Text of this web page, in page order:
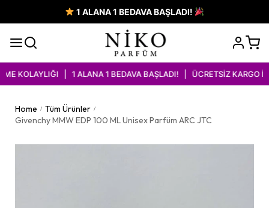
1 ALANA 1 BEDAVA BAŞLADI!
KOLAYLIĞI | 1 ALANA 1 BEDAVA BAŞLADI! | ÜCRETSİZ KARGO
Home / Tüm Ürünler /
Givenchy MMW EDP 100 ML Unisex Parfüm ARC JTC